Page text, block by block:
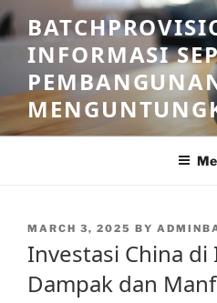
Skip
to
contentINFORMASI
POSTED
MARCH 3, 2025 BY
Investasi China di
Dampak dan